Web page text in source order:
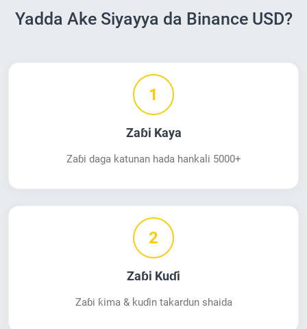
Yadda Ake Siyayya da Binance USD?
1
Zaɓi Kaya
Zaɓi daga katunan hada hankali 5000+
2
Zaɓi Kuɗi
Zaɓi ƙima & kuɗin takardun shaida